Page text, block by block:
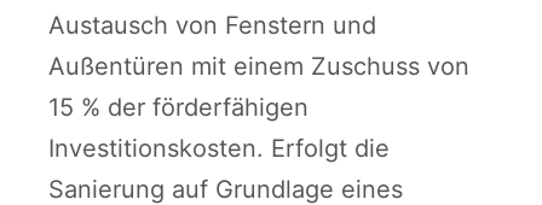
Austausch von Fenstern und
Außentüren mit einem Zuschuss von
15 % der förderfähigen
Investitionskosten. Erfolgt die
Sanierung auf Grundlage eines